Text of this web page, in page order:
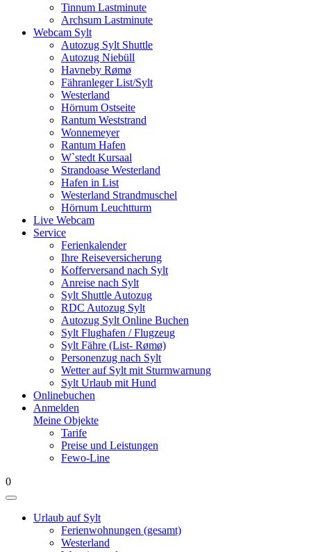
Tinnum Lastminute
Archsum Lastminute
Webcam Sylt
Autozug Sylt Shuttle
Autozug Niebüll
Havneby Rømø
Fähranleger List/Sylt
Westerland
Hörnum Ostseite
Rantum Weststrand
Wonnemeyer
Rantum Hafen
W`stedt Kursaal
Strandoase Westerland
Hafen in List
Westerland Strandmuschel
Hörnum Leuchtturm
Live Webcam
Service
Ferienkalender
Ihre Reiseversicherung
Kofferversand nach Sylt
Anreise nach Sylt
Sylt Shuttle Autozug
RDC Autozug Sylt
Autozug Sylt Online Buchen
Sylt Flughafen / Flugzeug
Sylt Fähre (List- Rømø)
Personenzug nach Sylt
Wetter auf Sylt mit Sturmwarnung
Sylt Urlaub mit Hund
Onlinebuchen
Anmelden
Meine Objekte
Tarife
Preise und Leistungen
Fewo-Line
0
Urlaub auf Sylt
Ferienwohnungen (gesamt)
Westerland